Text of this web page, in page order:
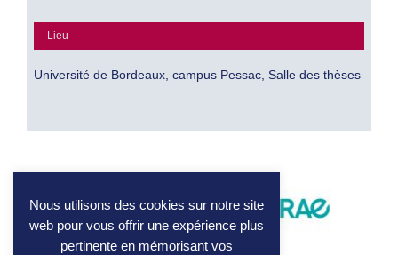
Lieu
Université de Bordeaux, campus Pessac, Salle des thèses
Nous utilisons des cookies sur notre site
web pour vous offrir une expérience plus
pertinente en mémorisant vos